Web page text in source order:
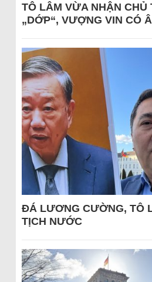
TÔ LÂM VỪA NHẬN CHỦ
„DỚP“, VƯỢNG VIN CÓ
ĐÁ LƯƠNG CƯỜNG, TÔ
TỊCH NƯỚC